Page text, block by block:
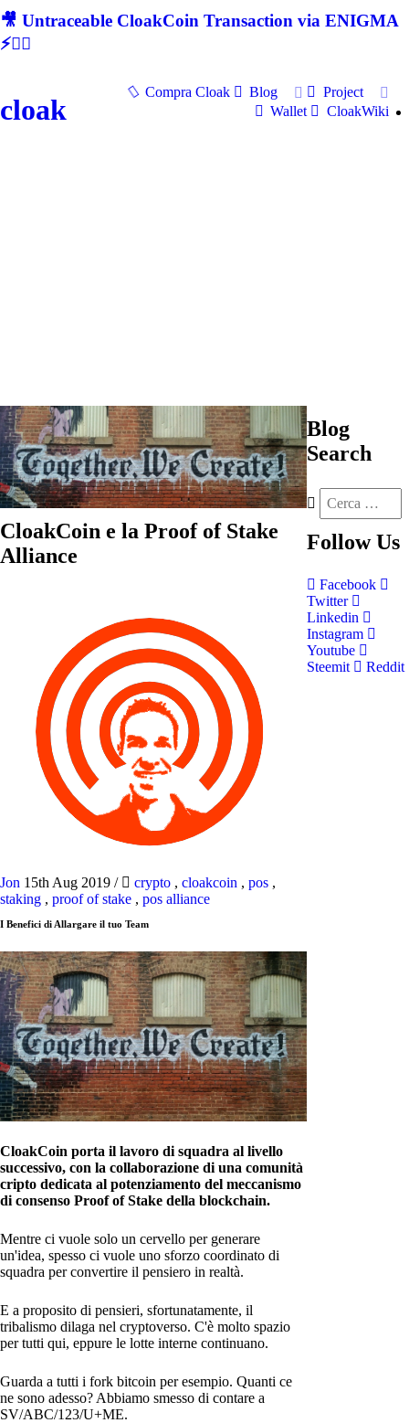
🎥 Untraceable CloakCoin Transaction via ENIGMA
⚡🕵‍♂
cloak
Compra Cloak Blog
Project
Wallet
CloakWiki
CloakCoin e la Proof of Stake
Alliance
Jon 15th Aug 2019 / crypto , cloakcoin , pos ,
staking , proof of stake , pos alliance
I Benefici di Allargare il tuo Team
CloakCoin porta il lavoro di squadra al livello
successivo, con la collaborazione di una comunità
cripto dedicata al potenziamento del meccanismo
di consenso Proof of Stake della blockchain.
Mentre ci vuole solo un cervello per generare
un'idea, spesso ci vuole uno sforzo coordinato di
squadra per convertire il pensiero in realtà.
E a proposito di pensieri, sfortunatamente, il
tribalismo dilaga nel cryptoverso. C'è molto spazio
per tutti qui, eppure le lotte interne continuano.
Guarda a tutti i fork bitcoin per esempio. Quanti ce
ne sono adesso? Abbiamo smesso di contare a
SV/ABC/123/U+ME.
Blog
Search
Follow Us
Facebook
Twitter
Linkedin
Instagram
Youtube
Steemit
Reddit